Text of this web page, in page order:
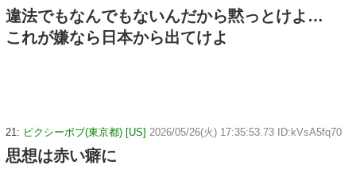
違法でもなんでもないんだから黙っとけよ…
これが嫌なら日本から出てけよ
21: ピクシーボブ(東京都) [US] 2026/05/26(火) 17:35:53.73 ID:kVsA5fq70
思想は赤い癖に